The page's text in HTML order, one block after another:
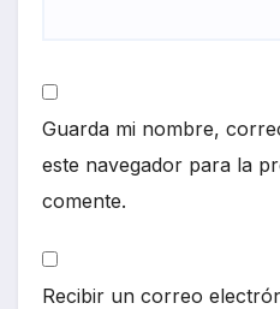
Guarda mi nombre,
este navegador para la
comente.
Recibir un correo